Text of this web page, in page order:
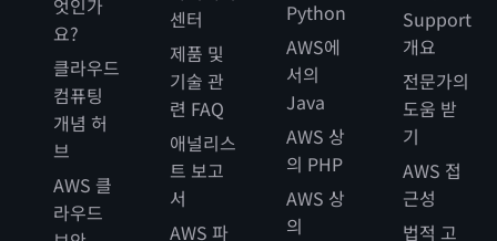
엇인가
요?
클라우드
컴퓨팅
개념 허
브
AWS 클
라우드
센터
제품 및
기술 관
련 FAQ
애널리스
트 보고
서
AWS 파
Python
AWS에
서의
Java
AWS 상
의 PHP
AWS 상
의
Support
개요
전문가의
도움 받
기
AWS 접
근성
법적 고